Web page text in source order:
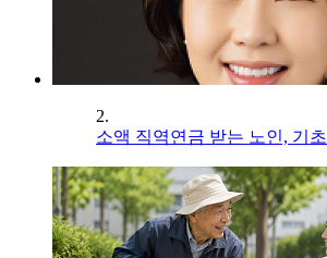
2.
소액 직역연금 받는 노인, 기